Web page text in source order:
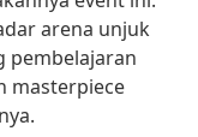
arena unjuk
pembelajaran
masterpiece